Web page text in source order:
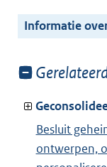
van:
Informatie
Toon
van:
Besluit
ontwerpen,